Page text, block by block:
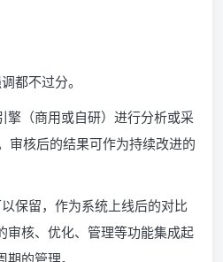
都不过分。
擎（商用或自研）进行分析或采
审核后的结果可作为持续改进的
保留，作为系统上线后的对比
审核、优化、管理等功能集成起
的管理。